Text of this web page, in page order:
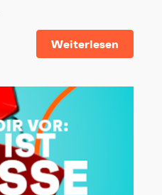
Weiterlesen